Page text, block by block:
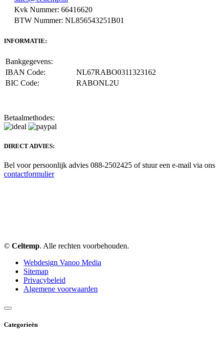
Kvk Nummer: 66416620
BTW Nummer: NL856543251B01
INFORMATIE:
Bankgegevens:
IBAN Code:
NL67RABO0311323162
BIC Code:
RABONL2U
Betaalmethodes:
DIRECT ADVIES:
Bel voor persoonlijk advies 088-2502425 of stuur een e-mail via ons
contactformulier
© Celtemp. Alle rechten voorbehouden.
Webdesign Vanoo Media
Sitemap
Privacybeleid
Algemene voorwaarden
Categorieën